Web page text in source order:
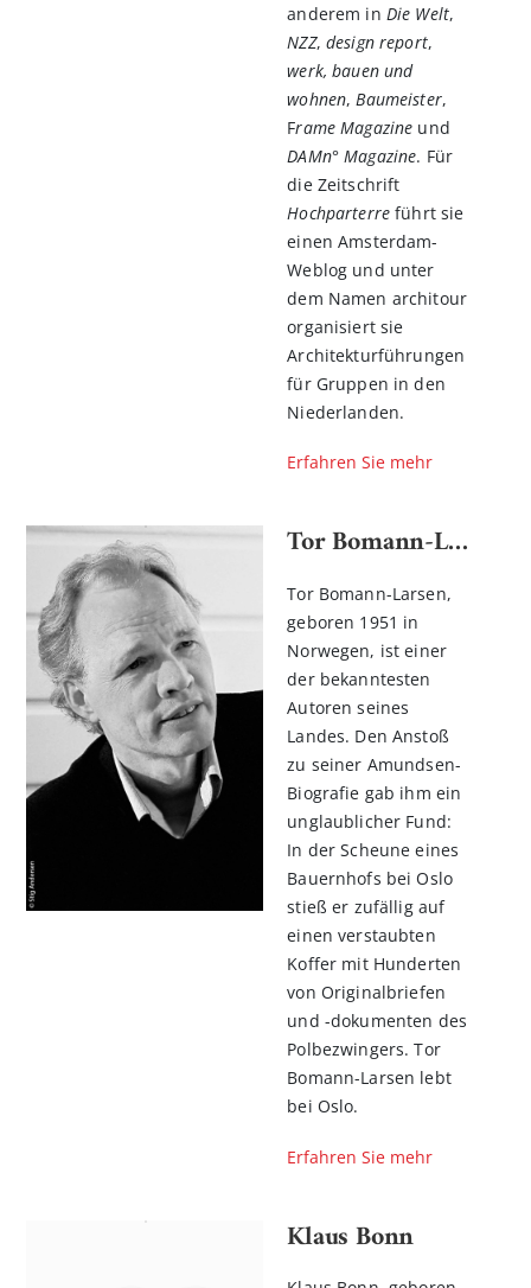
anderem in Die Welt,
NZZ, design report,
werk, bauen und
wohnen,Baumeister,
Frame Magazine und
DAMn° Magazine. Für
die Zeitschrift
Hochparterreführt sie
einen Amsterdam-
Weblog und unter
dem Namen architour
organisiert sie
Architekturführungen
für Gruppen in den
Niederlanden.
Erfahren Sie mehr
Tor Bomann-Larsen
Tor Bomann-Larsen,
geboren 1951 in
Norwegen, ist einer
der bekanntesten
Autoren seines
Landes. Den Anstoß
zu seiner Amundsen-
Biografie gab ihm ein
unglaublicher Fund:
In der Scheune eines
Bauernhofs bei Oslo
stieß er zufällig auf
einen verstaubten
Koffer mit Hunderten
von Originalbriefen
und -dokumenten des
Polbezwingers. Tor
Bomann-Larsen lebt
bei Oslo.
Erfahren Sie mehr
Klaus Bonn